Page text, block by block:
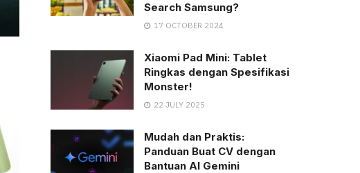
Search Samsung?
17 OCTOBER 2024
Xiaomi Pad Mini: Tablet
Ringkas dengan Spesifikasi
Monster!
22 JULY 2025
Mudah dan Praktis:
Panduan Buat CV dengan
Bantuan AI Gemini